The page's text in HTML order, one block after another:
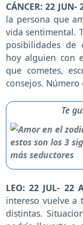
CÁNCER: 22 JUN-
la persona que
vida sentimental.
posibilidades de
hoy alguien con
que cometes,
consejos.
Te
LEO: 22 JUL- 22
intereso vuelve a
distintas.